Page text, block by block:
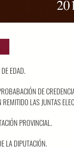
EDAD.
DE
LAS JUNTAS
PROVINCIAL.
LA DIPUTACIÓN.